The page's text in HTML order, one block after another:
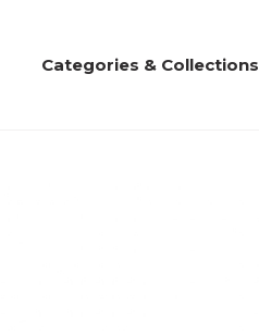
Categories & Collections